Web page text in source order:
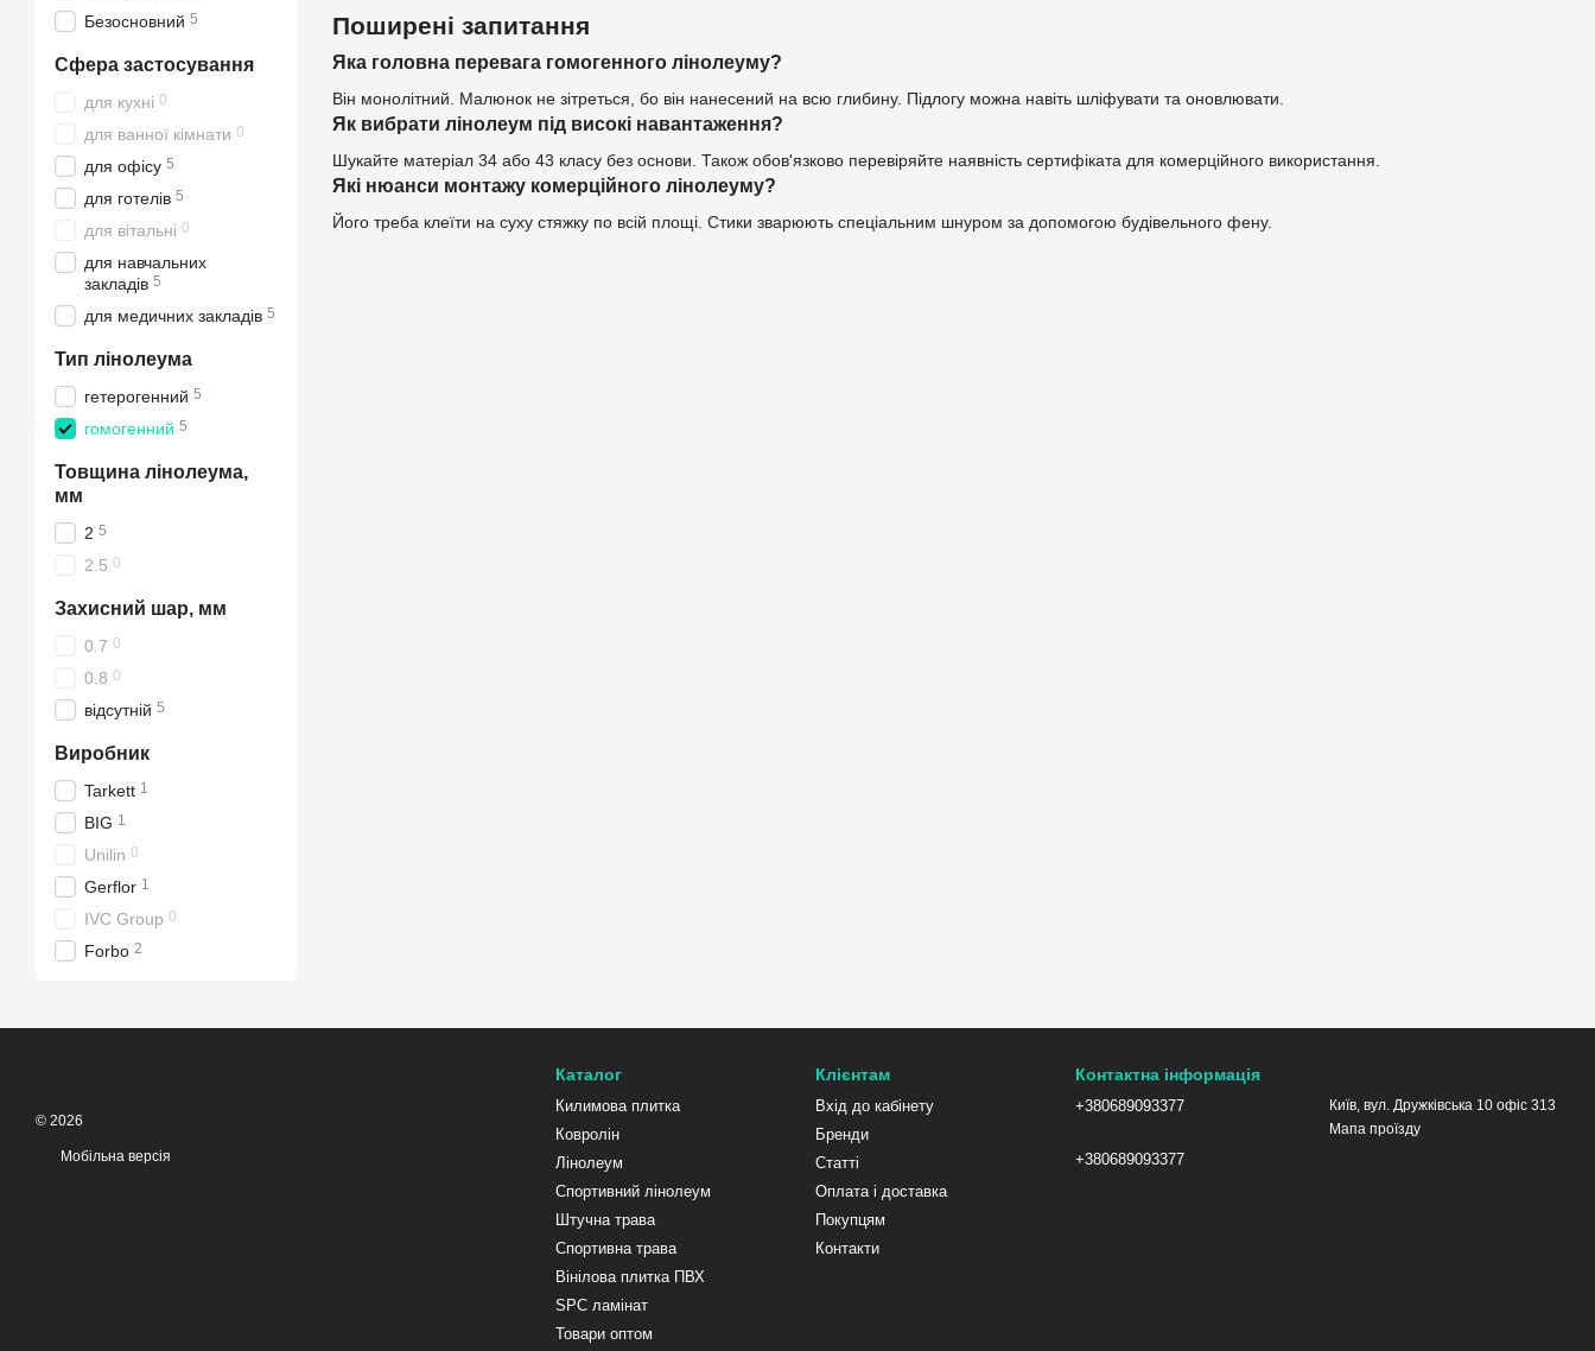
Поширені запитання
Яка головна перевага гомогенного лінолеуму?
Він монолітний. Малюнок не зітреться, бо він нанесений на всю глибину. Підлогу можна навіть шліфувати та оновлювати.
Як вибрати лінолеум під високі навантаження?
Шукайте матеріал 34 або 43 класу без основи. Також обов'язково перевіряйте наявність сертифіката для комерційного використання.
Які нюанси монтажу комерційного лінолеуму?
Його треба клеїти на суху стяжку по всій площі. Стики зварюють спеціальним шнуром за допомогою будівельного фену.
Безосновний 5
Сфера застосування
для кухні 0
для ванної кімнати 0
для офісу 5
для готелів 5
для вітальні 0
для навчальних
закладів 5
для медичних закладів 5
Тип лінолеума
гетерогенний 5
гомогенний 5
Товщина лінолеума,
мм
2 5
2.5 0
Захисний шар, мм
0.7 0
0.8 0
відсутній 5
Виробник
Tarkett 1
BIG 1
Unilin 0
Gerflor 1
IVC Group 0
Forbo 2
© 2026
Мобільна версія
Каталог
Килимова плитка
Ковролін
Лінолеум
Спортивний лінолеум
Штучна трава
Спортивна трава
Вінілова плитка ПВХ
SPC ламінат
Товари оптом
Клієнтам
Вхід до кабінету
Бренди
Статті
Оплата і доставка
Покупцям
Контакти
Контактна інформація
+380689093377
+380689093377
Київ, вул. Дружківська 10 офіс 313
Мапа проїзду